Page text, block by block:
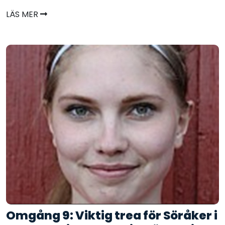
LÄS MER
Omgång 9: Viktig trea för Söråker i